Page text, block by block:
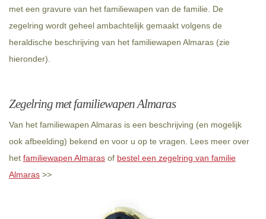
met een gravure van het familiewapen van de familie. De
zegelring wordt geheel ambachtelijk gemaakt volgens de
heraldische beschrijving van het familiewapen Almaras (zie
hieronder).
Zegelring met familiewapen Almaras
Van het familiewapen Almaras is een beschrijving (en mogelijk
ook afbeelding) bekend en voor u op te vragen. Lees meer over
het familiewapen Almaras of bestel een zegelring van familie
Almaras >>